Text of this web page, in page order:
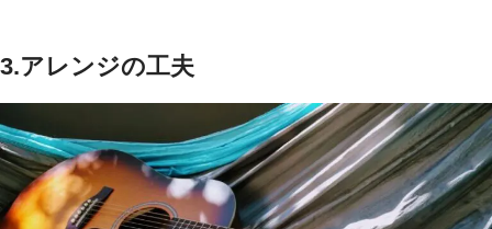
3.アレンジの工夫